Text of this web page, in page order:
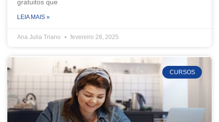
gratuitos que
LEIA MAIS »
Ana Julia Triano fevereiro 28, 2025
CURSOS